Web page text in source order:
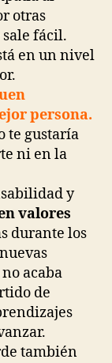
otras
fácil.
en un nivel
persona.
te gustaría
ni en la
y
valores
durante los
acaba
de
también